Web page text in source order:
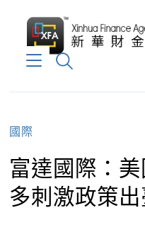
國際
富達國際：
多刺激政策出